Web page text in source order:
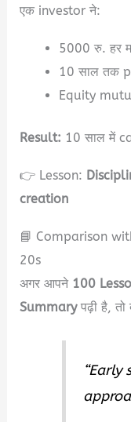
एक investor ने:
5000 रु. हर
10 साल तक
Equity
Result: 10 साल में
👉 Lesson:
creation
📘 Comparison
20s
अगर आपने 100
Summaryपढ़ी है,
“Early